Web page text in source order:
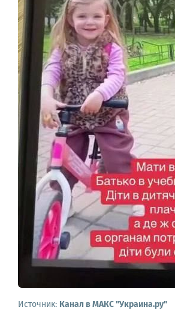
Источник: Канал в МАКС "Украина.ру"